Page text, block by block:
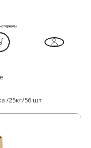
/25кг/56 шт